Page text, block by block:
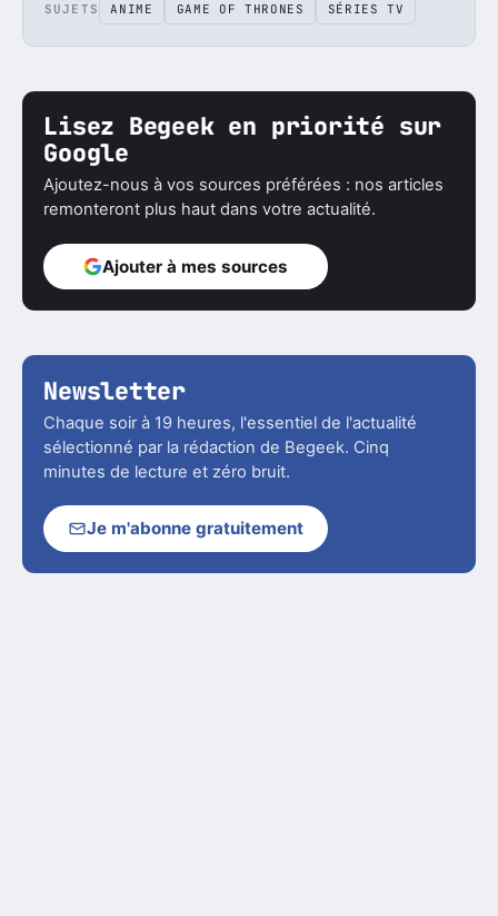
SUJETS ANIME GAME OF THRONES SÉRIES TV
Lisez Begeek en priorité sur
Google
Ajoutez-nous à vos sources préférées : nos articles
remonteront plus haut dans votre actualité.
Ajouter à mes sources
Newsletter
Chaque soir à 19 heures, l'essentiel de l'actualité
sélectionné par la rédaction de Begeek. Cinq
minutes de lecture et zéro bruit.
Je m'abonne gratuitement